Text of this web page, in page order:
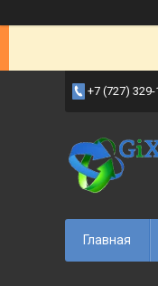
+7 (727) 329-
Главная